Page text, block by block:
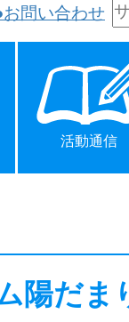
お問い合わせ
活動通信
陽だま